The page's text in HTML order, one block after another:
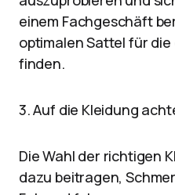
einem Fachgeschäft
optimalen Sattel für
finden.
3. Auf die Kleidung
Die Wahl der richtigen
dazu beitragen,